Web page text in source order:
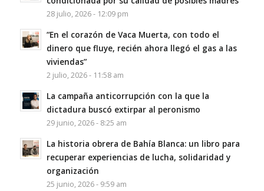
28 julio, 2026 - 12:09 pm
“En el corazón de Vaca Muerta, con todo el
dinero que fluye, recién ahora llegó el gas a las
viviendas”
2 julio, 2026 - 11:58 am
La campaña anticorrupción con la que la
dictadura buscó extirpar al peronismo
29 junio, 2026 - 8:25 am
La historia obrera de Bahía Blanca: un libro para
recuperar experiencias de lucha, solidaridad y
organización
25 junio, 2026 - 9:59 am